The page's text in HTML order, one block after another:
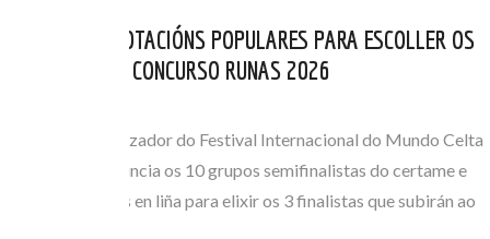
ABERTAS AS VOTACIÓNS POPULARES PARA ESCOLLER OS
FINALISTAS DO CONCURSO RUNAS 2026
O Comité Organizador do Festival Internacional do Mundo Celta
de Ortigueira anuncia os 10 grupos semifinalistas do certame e
abre as votacións en liña para elixir os 3 finalistas que subirán ao